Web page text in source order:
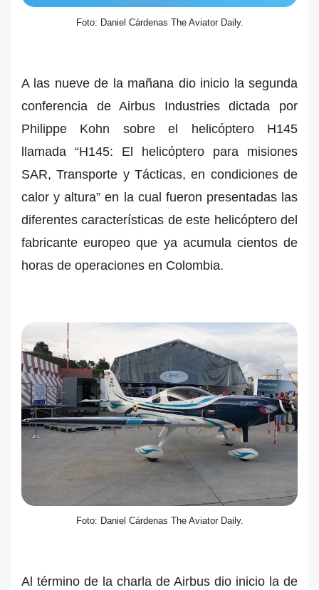
Foto: Daniel Cárdenas The Aviator Daily.
A las nueve de la mañana dio inicio la segunda
conferencia de Airbus Industries dictada por
Philippe Kohn sobre el helicóptero H145
llamada “H145: El helicóptero para misiones
SAR, Transporte y Tácticas, en condiciones de
calor y altura” en la cual fueron presentadas las
diferentes características de este helicóptero del
fabricante europeo que ya acumula cientos de
horas de operaciones en Colombia.
Foto: Daniel Cárdenas The Aviator Daily.
Al término de la charla de Airbus dio inicio la de